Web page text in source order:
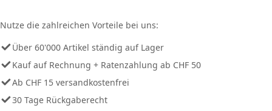
Nutze die zahlreichen Vorteile bei uns:
Über 60'000 Artikel ständig auf Lager
Kauf auf Rechnung + Ratenzahlung ab CHF 50
Ab CHF 15 versandkostenfrei
30 Tage Rückgaberecht